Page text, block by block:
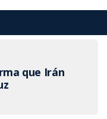
que Irán